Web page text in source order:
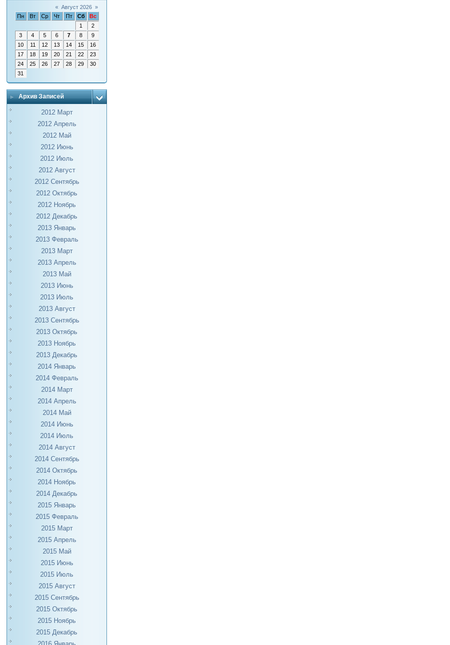
« Август 2026 »
Пн
Вт Ср Чт Пт Сб
Вс
1
2
3
4 5 6 7 8
9
10
11 12 13 14 15
16
17
18 19 20 21 22
23
24
25 26 27 28 29
30
31
Архив Записей
2012 Март
2012 Апрель
2012 Май
2012 Июнь
2012 Июль
2012 Август
2012 Сентябрь
2012 Октябрь
2012 Ноябрь
2012 Декабрь
2013 Январь
2013 Февраль
2013 Март
2013 Апрель
2013 Май
2013 Июнь
2013 Июль
2013 Август
2013 Сентябрь
2013 Октябрь
2013 Ноябрь
2013 Декабрь
2014 Январь
2014 Февраль
2014 Март
2014 Апрель
2014 Май
2014 Июнь
2014 Июль
2014 Август
2014 Сентябрь
2014 Октябрь
2014 Ноябрь
2014 Декабрь
2015 Январь
2015 Февраль
2015 Март
2015 Апрель
2015 Май
2015 Июнь
2015 Июль
2015 Август
2015 Сентябрь
2015 Октябрь
2015 Ноябрь
2015 Декабрь